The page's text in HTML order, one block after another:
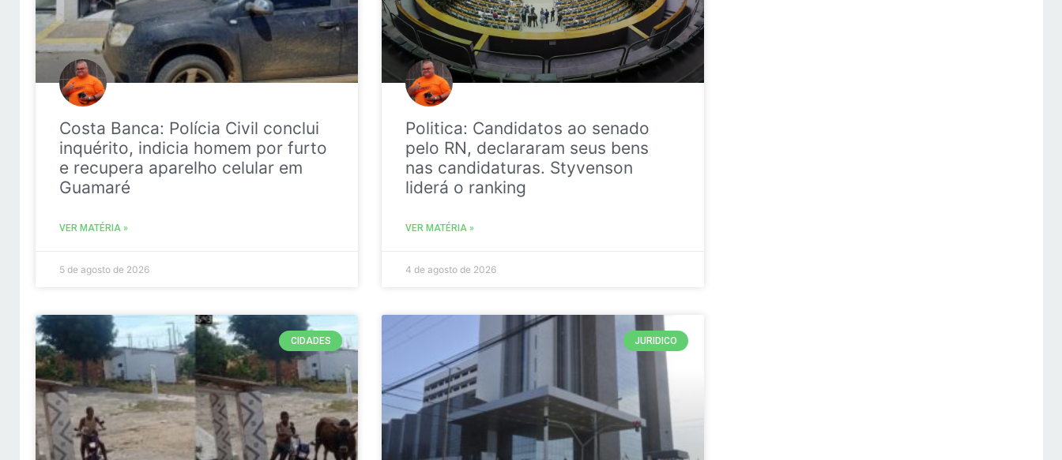
Costa Banca: Polícia Civil conclui
inquérito, indicia homem por furto
e recupera aparelho celular em
Guamaré
VER MATÉRIA »
5 de agosto de 2026
Politica: Candidatos ao senado
pelo RN, declararam seus bens
nas candidaturas. Styvenson
liderá o ranking
VER MATÉRIA »
4 de agosto de 2026
CIDADES JURIDICO